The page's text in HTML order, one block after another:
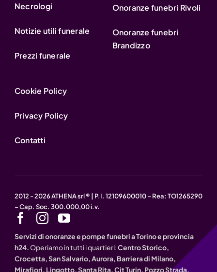
Necrologi
Notizie utili funerale
Prezzi funerale
Onoranze funebri Rivoli
Onoranze funebri
Brandizzo
Cookie Policy
Privacy Policy
Contatti
2012 - 2026 ATHENA srl ® | P.I. 12109600010 – Rea: TO1265290
– Cap. Soc. 300.000,00 i.v.
Servizi di onoranze e pompe funebri a Torino e provincia
h24.Operiamo in tutti i quartieri:Centro Storico,
Crocetta, San Salvario, Aurora, Barriera di Milano,
Mirafiori, Lingotto, Santa Rita, Cit Turin, Pozzo Strada,